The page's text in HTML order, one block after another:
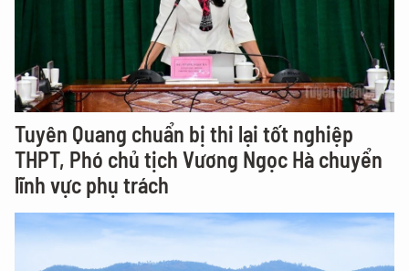
Tuyên Quang chuẩn bị thi lại tốt nghiệp
THPT, Phó chủ tịch Vương Ngọc Hà chuyển
lĩnh vực phụ trách